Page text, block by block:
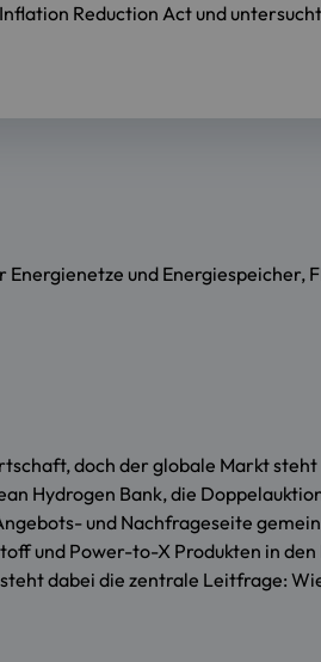
Reduction Act und
und Energiespeicher,
doch der globale Markt
Hydrogen Bank, die
und Nachfrageseite
und Power-to-X Produkten in
dabei die zentrale Leitfrage: